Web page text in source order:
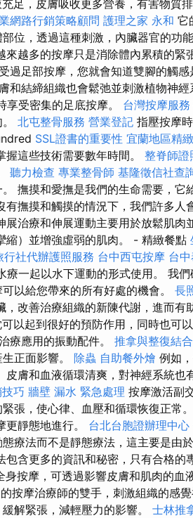
足，皮膚吸收更多營養，有害物質
網路行銷策略顧問 護理之家 永和 它
位，透過這種刺激，內臟器官的功
越多的按摩只是消除體內累積的緊
過足部按摩，您就會知道雙腳的觸
和結締組織也會鬆弛並刺激植物神經
受密集的足底按摩。 台灣按摩服務
北屯整骨服務 營業登記 指壓按摩
SSL證書的重要性 宜蘭地區精
這些技術需要數年時間。 整脊師證
聽力檢查 專業整骨師 基隆徵信社查
撫摸和愛撫是我們的生命需要，它
撫摸和觸摸的情況下，我們許多人
治療和伸展運動主要用於放鬆肌肉
縮）並增強虛弱的肌肉。 - 精緻餐點
行社代辦護照服務 台中西屯按摩 台
療一起以水下運動的形式使用。 我
以給您帶來的所有好處的機會。 長
改善治療組織的新陳代謝，進而有
以起到很好的預防作用，同時也可
療應用的振動配件。 推拿與整復結合
正面影響。 除蟲 自助餐外燴 例如
膚和血液循環清爽，對神經系統也
巧 牆壁 漏水 緊急處理 按摩激活副
張，使心律、血壓和循環恢復正常。
靜態地進行。 台北台胞證辦理中心
療法而不是靜態療法，這主要是由
含更多的資訊和秘密，只有合格的
身按摩，可透過影響皮膚和肌肉的血
按摩治療師的雙手，刺激組織的感
解緊張，減輕壓力的影響。 士林推